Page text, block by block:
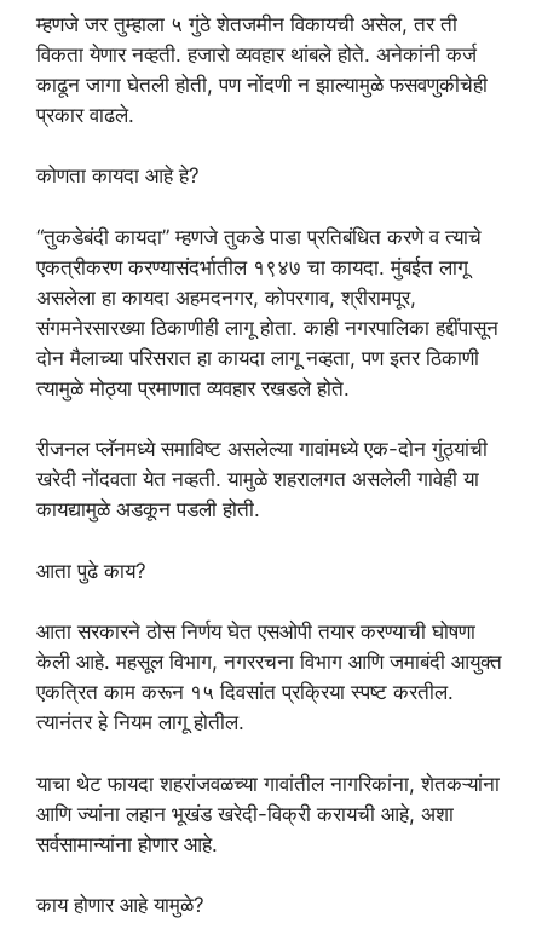
म्हणजे जर तुम्हाला ५ गुंठे शेतजमीन विकायची असेल, तर ती
विकता येणार नव्हती. हजारो व्यवहार थांबले होते. अनेकांनी कर्ज
काढून जागा घेतली होती, पण नोंदणी न झाल्यामुळे फसवणुकीचेही
प्रकार वाढले.
कोणता कायदा आहे हे?
“तुकडेबंदी कायदा” म्हणजे तुकडे पाडा प्रतिबंधित करणे व त्याचे
एकत्रीकरण करण्यासंदर्भातील १९४७ चा कायदा. मुंबईत लागू
असलेला हा कायदा अहमदनगर, कोपरगाव, श्रीरामपूर,
संगमनेरसारख्या ठिकाणीही लागू होता. काही नगरपालिका हद्दींपासून
दोन मैलाच्या परिसरात हा कायदा लागू नव्हता, पण इतर ठिकाणी
त्यामुळे मोठ्या प्रमाणात व्यवहार रखडले होते.
रीजनल प्लॅनमध्ये समाविष्ट असलेल्या गावांमध्ये एक-दोन गुंठ्यांची
खरेदी नोंदवता येत नव्हती. यामुळे शहरालगत असलेली गावेही या
कायद्यामुळे अडकून पडली होती.
आता पुढे काय?
आता सरकारने ठोस निर्णय घेत एसओपी तयार करण्याची घोषणा
केली आहे. महसूल विभाग, नगररचना विभाग आणि जमाबंदी आयुक्त
एकत्रित काम करून १५ दिवसांत प्रक्रिया स्पष्ट करतील.
त्यानंतर हे नियम लागू होतील.
याचा थेट फायदा शहरांजवळच्या गावांतील नागरिकांना, शेतकऱ्यांना
आणि ज्यांना लहान भूखंड खरेदी-विक्री करायची आहे, अशा
सर्वसामान्यांना होणार आहे.
काय होणार आहे यामुळे?